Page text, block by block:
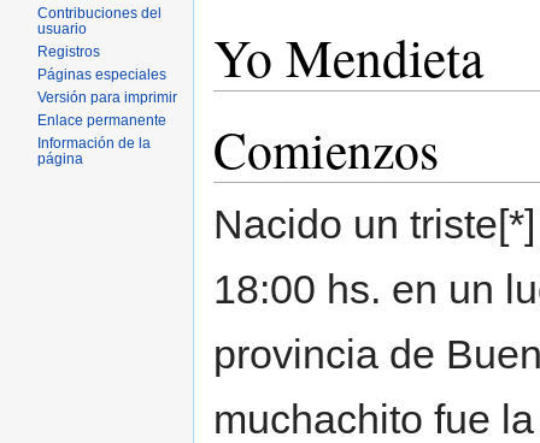
Yo Mendieta
Comienzos
Nacido un
18:00 hs. en un
provincia de
muchachito fue
Contribuciones del
usuario
Registros
Páginas especiales
Versión para imprimir
Enlace permanente
Información de la
página